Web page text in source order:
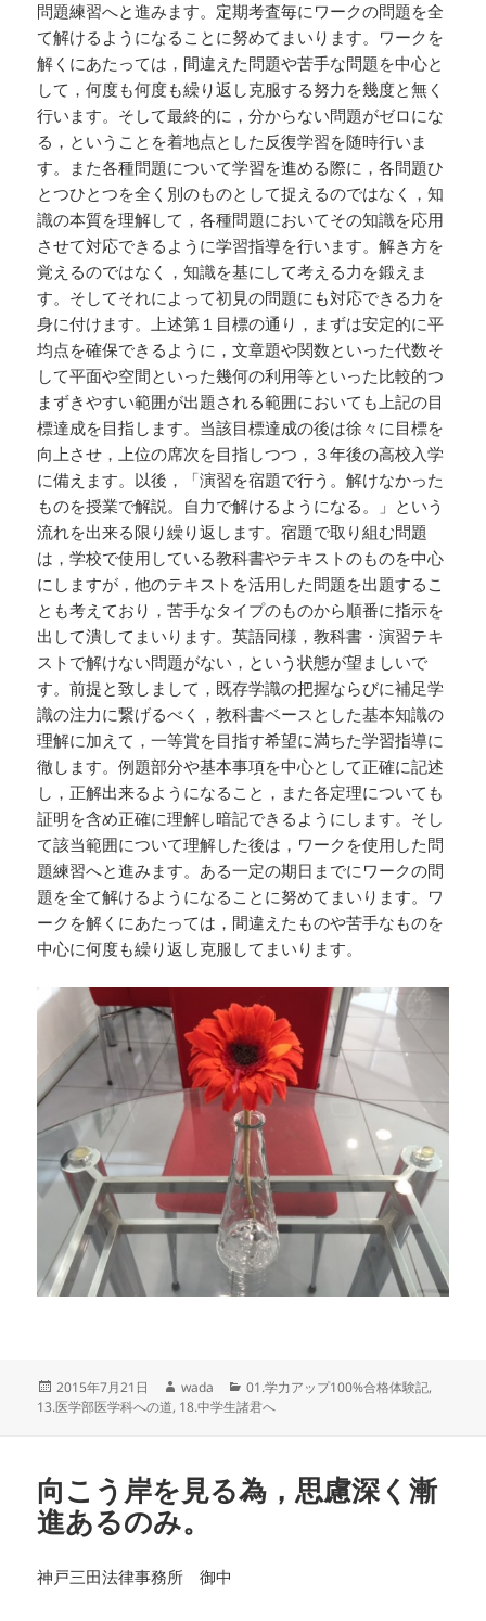
問題練習へと進みます。定期考査毎にワークの問題を全
て解けるようになることに努めてまいります。ワークを
解くにあたっては，間違えた問題や苦手な問題を中心と
して，何度も何度も繰り返し克服する努力を幾度と無く
行います。そして最終的に，分からない問題がゼロにな
る，ということを着地点とした反復学習を随時行いま
す。また各種問題について学習を進める際に，各問題ひ
とつひとつを全く別のものとして捉えるのではなく，知
識の本質を理解して，各種問題においてその知識を応用
させて対応できるように学習指導を行います。解き方を
覚えるのではなく，知識を基にして考える力を鍛えま
す。そしてそれによって初見の問題にも対応できる力を
身に付けます。上述第１目標の通り，まずは安定的に平
均点を確保できるように，文章題や関数といった代数そ
して平面や空間といった幾何の利用等といった比較的つ
まずきやすい範囲が出題される範囲においても上記の目
標達成を目指します。当該目標達成の後は徐々に目標を
向上させ，上位の席次を目指しつつ，３年後の高校入学
に備えます。以後，「演習を宿題で行う。解けなかった
ものを授業で解説。自力で解けるようになる。」という
流れを出来る限り繰り返します。宿題で取り組む問題
は，学校で使用している教科書やテキストのものを中心
にしますが，他のテキストを活用した問題を出題するこ
とも考えており，苦手なタイプのものから順番に指示を
出して潰してまいります。英語同様，教科書・演習テキ
ストで解けない問題がない，という状態が望ましいで
す。前提と致しまして，既存学識の把握ならびに補足学
識の注力に繋げるべく，教科書ベースとした基本知識の
理解に加えて，一等賞を目指す希望に満ちた学習指導に
徹します。例題部分や基本事項を中心として正確に記述
し，正解出来るようになること，また各定理についても
証明を含め正確に理解し暗記できるようにします。そし
て該当範囲について理解した後は，ワークを使用した問
題練習へと進みます。ある一定の期日までにワークの問
題を全て解けるようになることに努めてまいります。ワ
ークを解くにあたっては，間違えたものや苦手なものを
中心に何度も繰り返し克服してまいります。
投
稿
2015年7月21日
作
成
wada
カ
テ
01.学力アップ100%合格体験記,
13.医学部医学科への道, 18.中学生諸君へ
向こう岸を見る為，思慮深く漸
進あるのみ。
神戸三田法律事務所 御中